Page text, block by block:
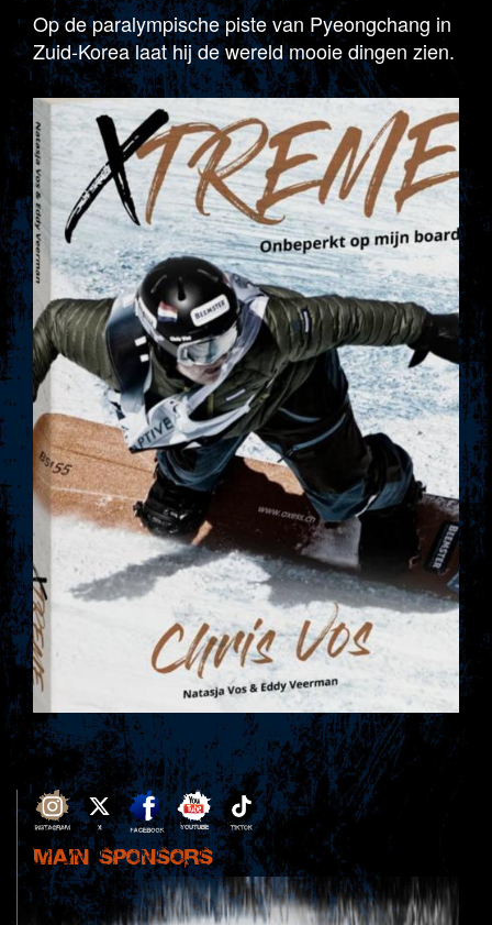
Op de paralympische piste van Pyeongchang in
Zuid-Korea laat hij de wereld mooie dingen zien.
MAIN SPONSORS